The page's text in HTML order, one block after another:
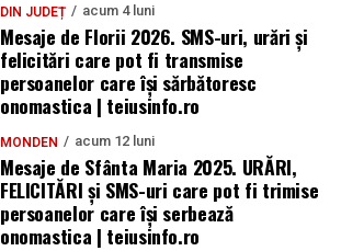
DIN JUDEȚ acum 4 luni
Mesaje de Florii 2026. SMS-uri, urări și
felicitări care pot fi transmise
persoanelor care îşi sărbătoresc
onomastica | teiusinfo.ro
MONDEN acum 12 luni
Mesaje de Sfânta Maria 2025. URĂRI,
FELICITĂRI și SMS-uri care pot fi trimise
persoanelor care își serbează
onomastica | teiusinfo.ro